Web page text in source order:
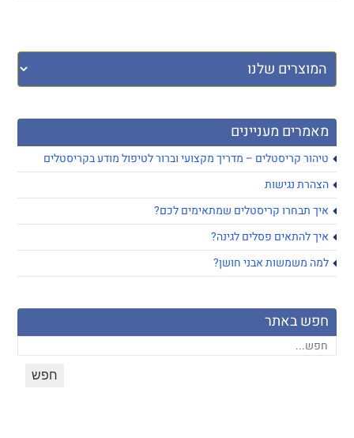
מאמרים מעניינים
טיהור קריסטלים – מדריך מקצועי וברור לטיפול מודע בקריסטלים
הצהרת נגישות
איך תבחרו קריסטלים שמתאימים לכם?
איך להתאים פסלים לגינה?
למה משמשות אבני חושן?
חפש באתר